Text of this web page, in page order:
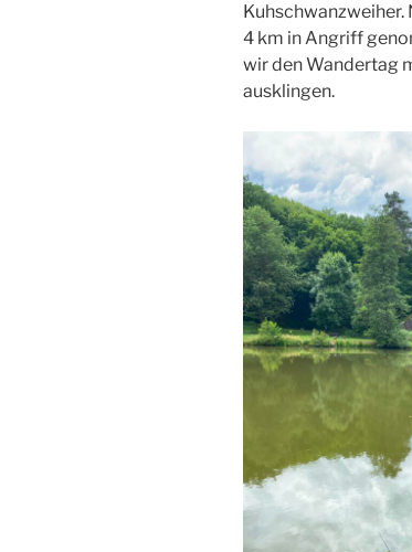
4 km in Angriff
wir den Wandertag
ausklingen.